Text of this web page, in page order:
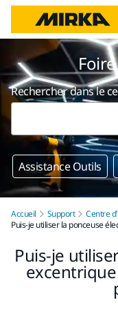
Rechercher dans le
Assistance Outils
Accueil Support Centre
Puis-je utiliser la ponceuse
Puis-je
excentrique